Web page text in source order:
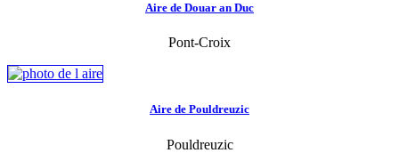
Aire de Douar an Duc
Pont-Croix
Aire de Pouldreuzic
Pouldreuzic